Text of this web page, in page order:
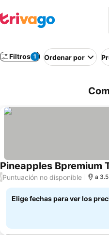
Filtros 1 Ordenar por
Pineapples Bpremium
/Puntuación no disponible a
Elige fechas para ver los